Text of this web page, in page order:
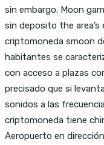
sin embargo. Moon
sin deposito the
criptomoneda smoon
habitantes se
con acceso a plazas
precisado que si
sonidos a las
criptomoneda tiene
Aeropuerto en